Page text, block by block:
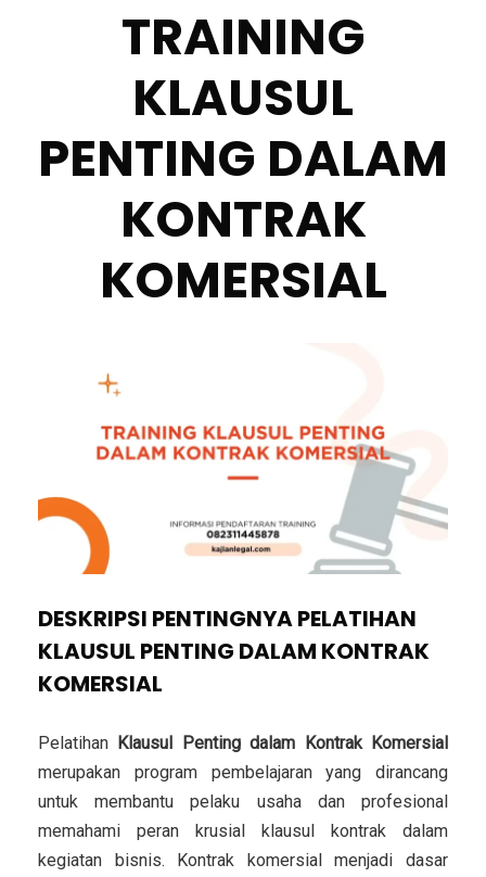
TRAINING
KLAUSUL
PENTING DALAM
KONTRAK
KOMERSIAL
DESKRIPSI PENTINGNYA PELATIHAN
KLAUSUL PENTING DALAM KONTRAK
KOMERSIAL
Pelatihan Klausul Penting dalam Kontrak Komersial
merupakan program pembelajaran yang dirancang
untuk membantu pelaku usaha dan profesional
memahami peran krusial klausul kontrak dalam
kegiatan bisnis. Kontrak komersial menjadi dasar